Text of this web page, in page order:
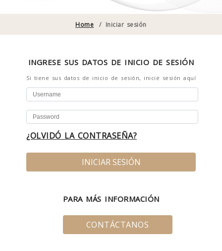
Home / Iniciar sesión
INGRESE SUS DATOS DE INICIO DE SESIÓN
Si tiene sus datos de inicio de sesión, inicie sesión aquí
¿OLVIDÓ LA CONTRASEÑA?
INICIAR SESIÓN
PARA MÁS INFORMACIÓN
CONTÁCTANOS